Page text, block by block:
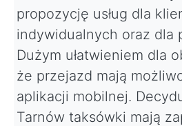
propozycję usług dla
indywidualnych oraz dla
Dużym ułatwieniem dla
że przejazd mają
aplikacji mobilnej.
Tarnów taksówki mają